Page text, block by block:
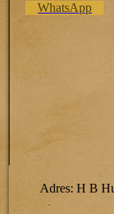
WhatsApp
Adres: H B